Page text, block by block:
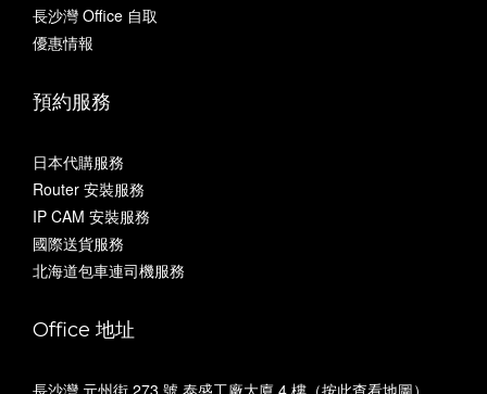
長沙灣 Office 自取
優惠情報
預約服務
日本代購服務
Router 安裝服務
IP CAM 安裝服務
國際送貨服務
北海道包車連司機服務
Office 地址
長沙灣 元州街 273 號 泰盛工廠大廈 4 樓（按此查看地圖）